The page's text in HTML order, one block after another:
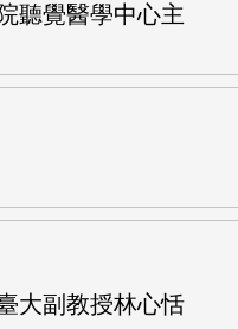
聽覺醫學中心主
大副教授林心恬